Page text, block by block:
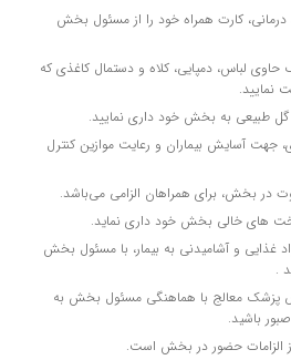
کارت همراه خود را از مسئول بخش
لباس، دمپایی، کلاه و دستمال کاغذی که
نمایید.
گل طبیعی به بخش خود داری نمایید.
جهت آسایش بیماران و رعایت موازین کنترل
در بخش، برای همراهان الزامی می‌باشد.
تخت های خالی بخش خود داری نماید.
غذایی و آشامیدنی به بیمار، با مسئول بخش
.
پزشک معالج با هماهنگی مسئول بخش به
باشید.
الزامات حضور در بخش است.